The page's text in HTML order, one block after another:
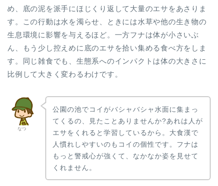
め、底の泥を派手にほじくり返して大量のエサをあさりま
す。この行動は水を濁らせ、ときには水草や他の生き物の
生息環境に影響を与えるほど。一方フナは体が小さいぶ
ん、もう少し控えめに底のエサを拾い集める食べ方をしま
す。同じ雑食でも、生態系へのインパクトは体の大きさに
比例して大きく変わるわけです。
なつ
公園の池でコイがバシャバシャ水面に集まっ
てくるの、見たことありませんか?あれは人が
エサをくれると学習しているから。大食漢で
人慣れしやすいのもコイの個性です。フナは
もっと警戒心が強くて、なかなか姿を見せて
くれません。